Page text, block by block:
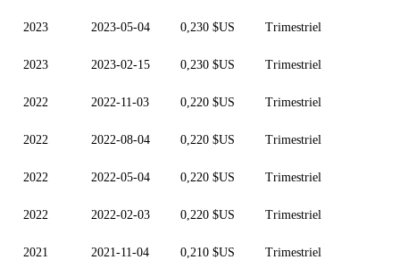
2023 2023-05-04 0,230 $US Trimestriel
2023 2023-02-15 0,230 $US Trimestriel
2022 2022-11-03 0,220 $US Trimestriel
2022 2022-08-04 0,220 $US Trimestriel
2022 2022-05-04 0,220 $US Trimestriel
2022 2022-02-03 0,220 $US Trimestriel
2021 2021-11-04 0,210 $US Trimestriel